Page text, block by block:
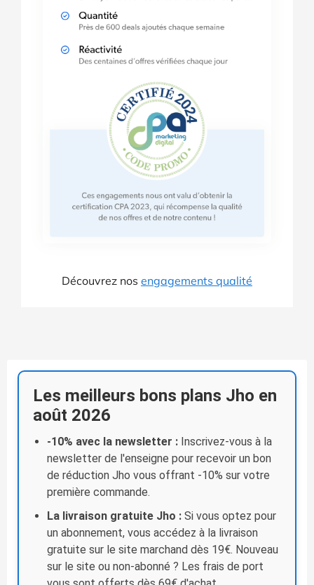
Découvrez nos engagements qualité
Les meilleurs bons plans Jho en
août 2026
-10% avec la newsletter : Inscrivez-vous à la
newsletter de l'enseigne pour recevoir un bon
de réduction Jho vous offrant -10% sur votre
première commande.
La livraison gratuite Jho : Si vous optez pour
un abonnement, vous accédez à la livraison
gratuite sur le site marchand dès 19€. Nouveau
sur le site ou non-abonné ? Les frais de port